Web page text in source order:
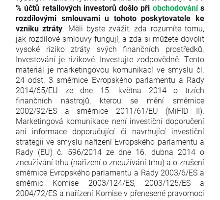
% účtů retailových investorů došlo při obchodovánís
rozdílovými smlouvami u tohoto poskytovatele ke
vzniku ztráty. Měli byste zvážit, zda rozumíte tomu,
jak rozdílové smlouvy fungují, a zda si můžete dovolit
vysoké riziko ztráty svých finančních prostředků.
Investování je rizikové. Investujte zodpovědně. Tento
materiál je marketingovou komunikací ve smyslu čl.
24 odst. 3 směrnice Evropského parlamentu a Rady
2014/65/EU ze dne 15. května 2014 o trzích
finančních nástrojů, kterou se mění směrnice
2002/92/ES a směrnice 2011/61/EU (MiFID II).
Marketingová komunikace není investiční doporučení
ani informace doporučující či navrhující investiční
strategii ve smyslu nařízení Evropského parlamentu a
Rady (EU) č. 596/2014 ze dne 16. dubna 2014 o
zneužívání trhu (nařízení o zneužívání trhu) a o zrušení
směrnice Evropského parlamentu a Rady 2003/6/ES a
směrnic Komise 2003/124/ES, 2003/125/ES a
2004/72/ES a nařízení Komise v přenesené pravomoci